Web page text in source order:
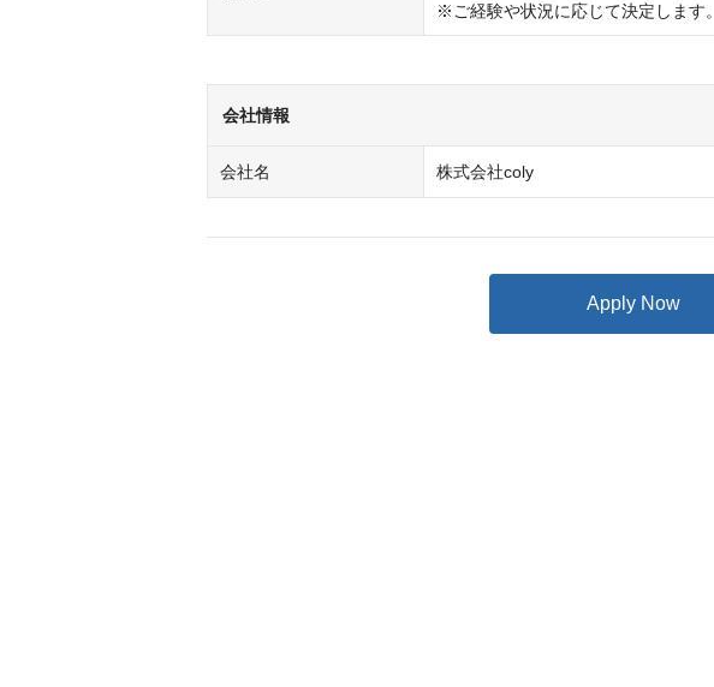
※ご経験や状況に応じて決定します。
会社情報
会社名 株式会社coly
Apply Now